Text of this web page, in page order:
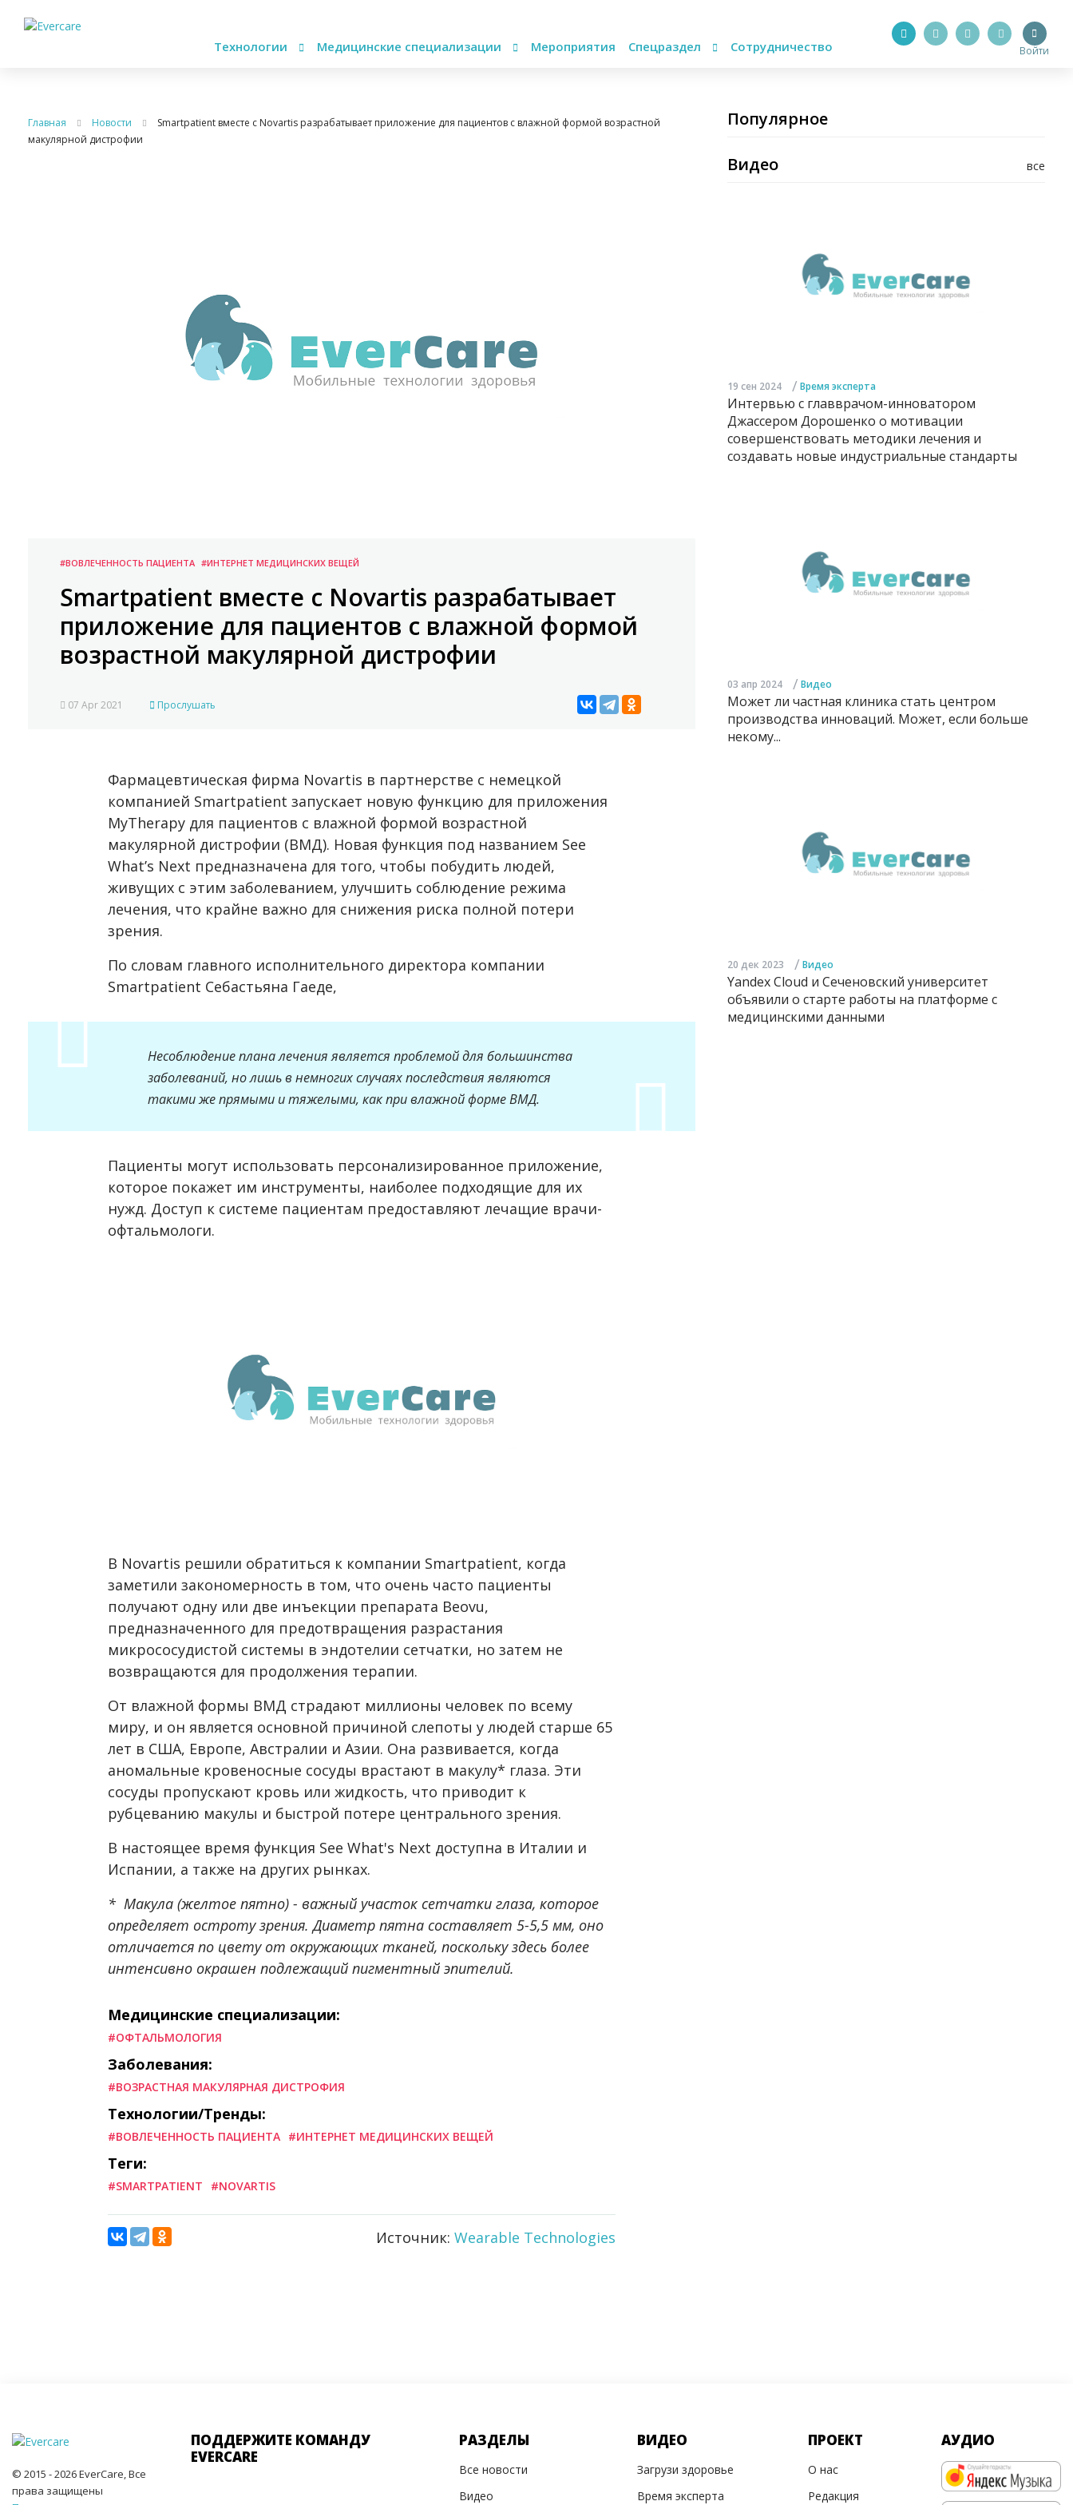
Технологии Медицинские специализации Мероприятия Спецраздел Сотрудничество Войти
Главная Новости
Smartpatient вместе с Novartis разрабатывает приложение для пациентов с влажной формой возрастной
макулярной дистрофии
#ВОВЛЕЧЕННОСТЬ ПАЦИЕНТА #ИНТЕРНЕТ МЕДИЦИНСКИХ ВЕЩЕЙ
Smartpatient вместе с Novartis разрабатывает
приложение для пациентов с влажной формой
возрастной макулярной дистрофии
07 Apr 2021 Прослушать
Фармацевтическая фирма Novartis в партнерстве с немецкой
компанией Smartpatient запускает новую функцию для приложения
MyTherapy для пациентов с влажной формой возрастной
макулярной дистрофии (ВМД). Новая функция под названием See
What’s Next предназначена для того, чтобы побудить людей,
живущих с этим заболеванием, улучшить соблюдение режима
лечения, что крайне важно для снижения риска полной потери
зрения.
По словам главного исполнительного директора компании
Smartpatient Себастьяна Гаеде,
Несоблюдение плана лечения является проблемой для большинства
заболеваний, но лишь в немногих случаях последствия являются
такими же прямыми и тяжелыми, как при влажной форме ВМД.
Пациенты могут использовать персонализированное приложение,
которое покажет им инструменты, наиболее подходящие для их
нужд. Доступ к системе пациентам предоставляют лечащие врачи-
офтальмологи.
В Novartis решили обратиться к компании Smartpatient, когда
заметили закономерность в том, что очень часто пациенты
получают одну или две инъекции препарата Beovu,
предназначенного для предотвращения разрастания
микрососудистой системы в эндотелии сетчатки, но затем не
возвращаются для продолжения терапии.
От влажной формы ВМД страдают миллионы человек по всему
миру, и он является основной причиной слепоты у людей старше 65
лет в США, Европе, Австралии и Азии. Она развивается, когда
аномальные кровеносные сосуды врастают в макулу* глаза. Эти
сосуды пропускают кровь или жидкость, что приводит к
рубцеванию макулы и быстрой потере центрального зрения.
В настоящее время функция See What's Next доступна в Италии и
Испании, а также на других рынках.
* Макула (желтое пятно) - важный участок сетчатки глаза, которое
определяет остроту зрения. Диаметр пятна составляет 5-5,5 мм, оно
отличается по цвету от окружающих тканей, поскольку здесь более
интенсивно окрашен подлежащий пигментный эпителий.
Медицинские специализации:
#ОФТАЛЬМОЛОГИЯ
Заболевания:
#ВОЗРАСТНАЯ МАКУЛЯРНАЯ ДИСТРОФИЯ
Технологии/Тренды:
#ВОВЛЕЧЕННОСТЬ ПАЦИЕНТА #ИНТЕРНЕТ МЕДИЦИНСКИХ ВЕЩЕЙ
Теги:
#SMARTPATIENT #NOVARTIS
Источник: Wearable Technologies
Популярное
все
Видео
19 сен 2024 / Время эксперта
Интервью с главврачом-инноватором
Джассером Дорошенко о мотивации
совершенствовать методики лечения и
создавать новые индустриальные стандарты
03 апр 2024 / Видео
Может ли частная клиника стать центром
производства инноваций. Может, если больше
некому...
20 дек 2023 / Видео
Yandex Cloud и Сеченовский университет
объявили о старте работы на платформе с
медицинскими данными
© 2015 - 2026 EverCare, Все
права защищены
ПОДДЕРЖИТЕ КОМАНДУ
EVERCARE
РАЗДЕЛЫ
Все новости
Видео
ВИДЕО
Загрузи здоровье
Время эксперта
ПРОЕКТ
О нас
Редакция
АУДИО